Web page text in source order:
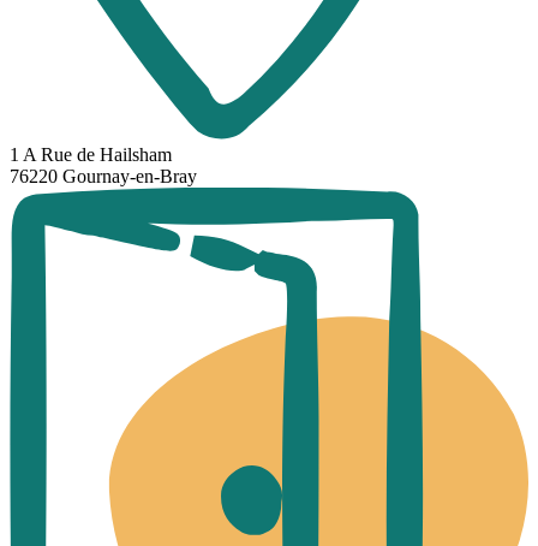
1 A Rue de Hailsham
76220 Gournay-en-Bray